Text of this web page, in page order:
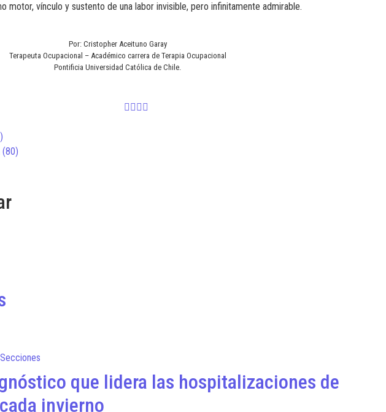
motor, vínculo y sustento de una labor invisible, pero infinitamente admirable.
Por: Cristopher Aceituno Garay
Terapeuta Ocupacional – Académico carrera de Terapia Ocupacional
Pontificia Universidad Católica de Chile.
(80)
Secciones
que lidera las hospitalizaciones de
invierno